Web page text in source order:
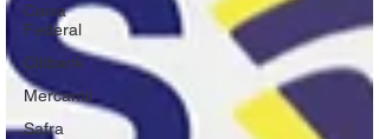
Caixa
Federal
Citibank
Mercantil
Safra